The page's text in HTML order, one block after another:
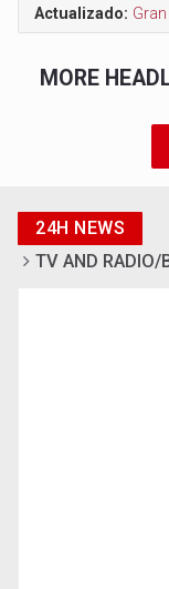
Actualizado:
MORE
24H NEWS
TV AND RADIO/